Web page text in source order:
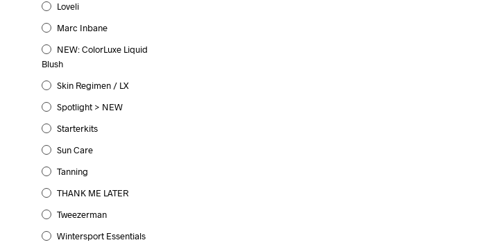
Loveli
Marc Inbane
NEW: ColorLuxe Liquid
Blush
Skin Regimen / LX
Spotlight > NEW
Starterkits
Sun Care
Tanning
THANK ME LATER
Tweezerman
Wintersport Essentials